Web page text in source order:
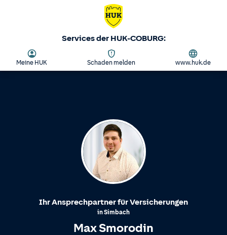
Services der HUK-COBURG:
Meine HUK Schaden melden www.huk.de
Ihr Ansprechpartner für Versicherungen
inSimbach
Max Smorodin